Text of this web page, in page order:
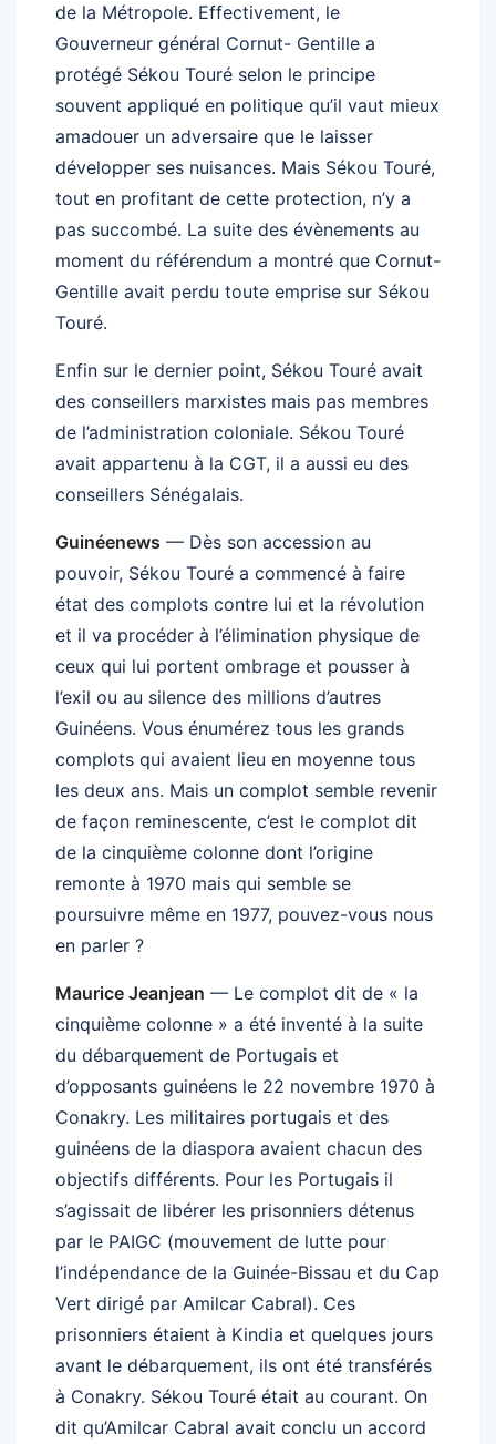
de la Métropole. Effectivement, le
Gouverneur général Cornut- Gentille a
protégé Sékou Touré selon le principe
souvent appliqué en politique qu’il vaut mieux
amadouer un adversaire que le laisser
développer ses nuisances. Mais Sékou Touré,
tout en profitant de cette protection, n’y a
pas succombé. La suite des évènements au
moment du référendum a montré que Cornut-
Gentille avait perdu toute emprise sur Sékou
Touré.
Enfin sur le dernier point, Sékou Touré avait
des conseillers marxistes mais pas membres
de l’administration coloniale. Sékou Touré
avait appartenu à la CGT, il a aussi eu des
conseillers Sénégalais.
Guinéenews — Dès son accession au
pouvoir, Sékou Touré a commencé à faire
état des complots contre lui et la révolution
et il va procéder à l’élimination physique de
ceux qui lui portent ombrage et pousser à
l’exil ou au silence des millions d’autres
Guinéens. Vous énumérez tous les grands
complots qui avaient lieu en moyenne tous
les deux ans. Mais un complot semble revenir
de façon reminescente, c’est le complot dit
de la cinquième colonne dont l’origine
remonte à 1970 mais qui semble se
poursuivre même en 1977, pouvez-vous nous
en parler ?
Maurice Jeanjean — Le complot dit de « la
cinquième colonne » a été inventé à la suite
du débarquement de Portugais et
d’opposants guinéens le 22 novembre 1970 à
Conakry. Les militaires portugais et des
guinéens de la diaspora avaient chacun des
objectifs différents. Pour les Portugais il
s’agissait de libérer les prisonniers détenus
par le PAIGC (mouvement de lutte pour
l’indépendance de la Guinée-Bissau et du Cap
Vert dirigé par Amilcar Cabral). Ces
prisonniers étaient à Kindia et quelques jours
avant le débarquement, ils ont été transférés
à Conakry. Sékou Touré était au courant. On
dit qu’Amilcar Cabral avait conclu un accord